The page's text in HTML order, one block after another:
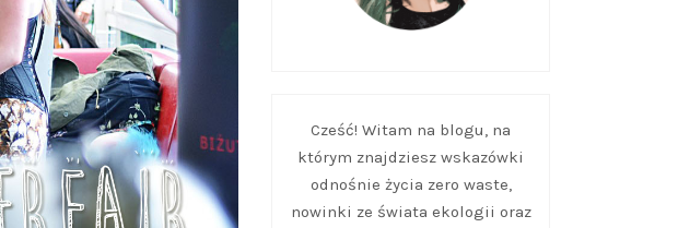
Cześć! Witam na blogu, na
którym znajdziesz wskazówki
odnośnie życia zero waste,
nowinki ze świata ekologii oraz